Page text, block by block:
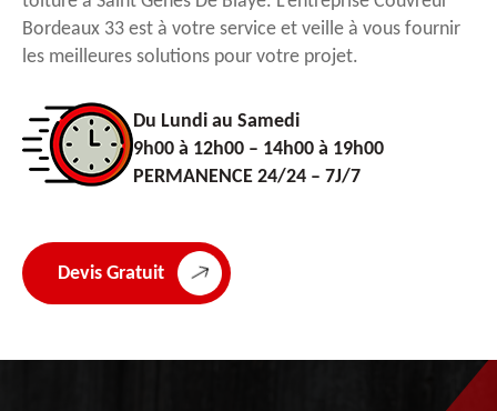
Bordeaux 33 est à votre service et veille à vous fournir
les meilleures solutions pour votre projet.
Du Lundi au Samedi
9h00 à 12h00 – 14h00 à 19h00
PERMANENCE 24/24 – 7J/7
Devis Gratuit